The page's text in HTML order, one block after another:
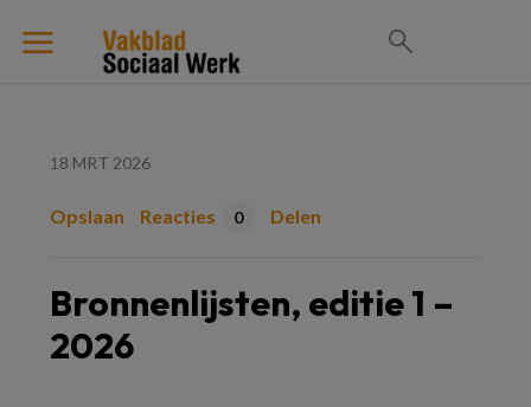
18 MRT 2026
Opslaan Reacties 0 Delen
Bronnenlijsten, editie 1 –
2026